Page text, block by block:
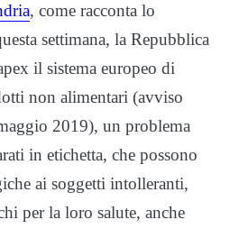
, come racconta lo
settimana, la Repubblica
il sistema europeo di
non alimentari (avviso
2019), un problema
in etichetta, che possono
ai soggetti intolleranti,
per la loro salute, anche